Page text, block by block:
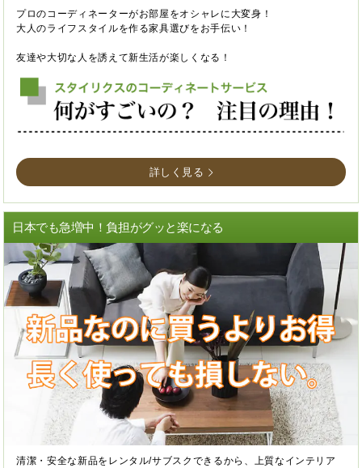
プロのコーディネーターがお部屋をオシャレに大変身！
大人のライフスタイルを作る家具選びをお手伝い！
友達や大切な人を誘えて新生活が楽しくなる！
詳しく見る
日本でも急増中！負担がグッと楽になる
清潔・安全な新品をレンタル/サブスクできるから、上質なインテリア